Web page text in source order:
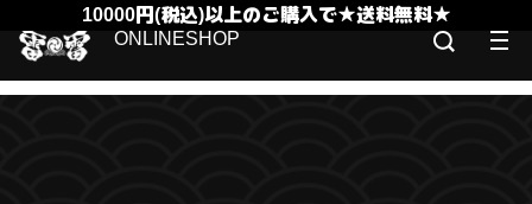
10000円(税込)以上のご購入で★送料無料★
ONLINESHOP